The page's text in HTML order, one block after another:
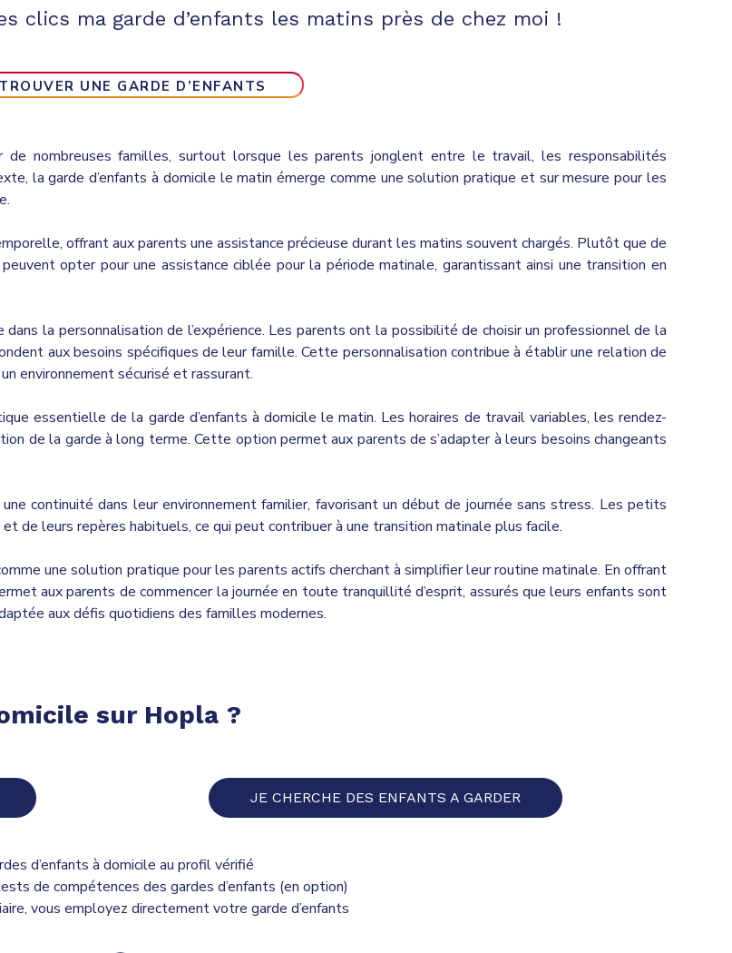
clics ma garde d’enfants les matins près de chez moi !
UNE GARDE D’ENFANTS
nombreuses familles, surtout lorsque les parents jonglent entre le travail, les responsabilités
la garde d’enfants à domicile le matin émerge comme une solution pratique et sur mesure pour les
offrant aux parents une assistance précieuse durant les matins souvent chargés. Plutôt que de
opter pour une assistance ciblée pour la période matinale, garantissant ainsi une transition en
dans la personnalisation de l’expérience. Les parents ont la possibilité de choisir un professionnel de la
aux besoins spécifiques de leur famille. Cette personnalisation contribue à établir une relation de
environnement sécurisé et rassurant.
essentielle de la garde d’enfants à domicile le matin. Les horaires de travail variables, les rendez-
de la garde à long terme. Cette option permet aux parents de s’adapter à leurs besoins changeants
continuité dans leur environnement familier, favorisant un début de journée sans stress. Les petits
de leurs repères habituels, ce qui peut contribuer à une transition matinale plus facile.
une solution pratique pour les parents actifs cherchant à simplifier leur routine matinale. En offrant
aux parents de commencer la journée en toute tranquillité d’esprit, assurés que leurs enfants sont
aux défis quotidiens des familles modernes.
sur Hopla ?
JE CHERCHE DES ENFANTS A GARDER
d’enfants à domicile au profil vérifié
de compétences des gardes d’enfants (en option)
vous employez directement votre garde d’enfants